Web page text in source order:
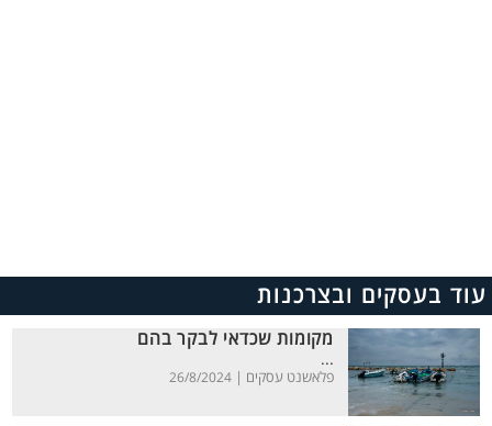
עוד בעסקים ובצרכנות
מקומות שכדאי לבקר בהם
...
פלאשנט עסקים | 26/8/2024